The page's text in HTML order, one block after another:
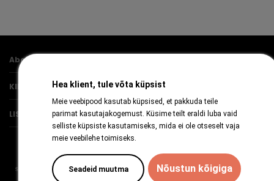
Abestock AS
KIIRVIITED
LISAINFO
Hea klient, tule võta küpsist
Meie veebipood kasutab küpsised, et pakkuda teile
parimat kasutajakogemust. Küsime teilt eraldi luba vaid
selliste küpsiste kasutamiseks, mida ei ole otseselt vaja
meie veebilehe toimiseks.
Seadeid muutma Nõustun kõigiga